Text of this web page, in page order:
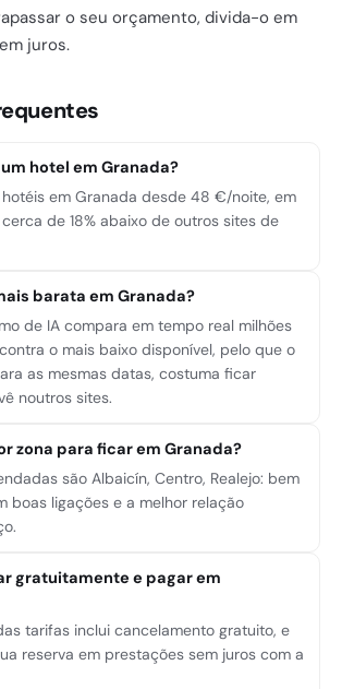
o seu orçamento, divida-o em
juros.
hotel em Granada?
hotéis em Granada desde 48 €/noite, em
de 18% abaixo de outros sites de
barata em Granada?
de IA compara em tempo real milhões
o mais baixo disponível, pelo que o
as mesmas datas, costuma ficar
noutros sites.
zona para ficar em Granada?
são Albaicín, Centro, Realejo: bem
boas ligações e a melhor relação
gratuitamente e pagar em
tarifas inclui cancelamento gratuito, e
reserva em prestações sem juros com a